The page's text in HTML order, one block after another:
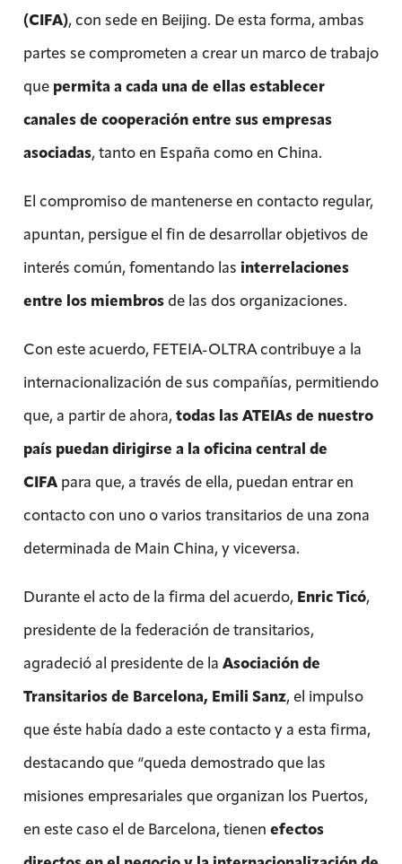
(CIFA), con sede en Beijing. De esta forma, ambas
partes se comprometen a crear un marco de trabajo
que permita a cada una de ellas establecer
canales de cooperación entre sus empresas
asociadas, tanto en España como en China.
El compromiso de mantenerse en contacto regular,
apuntan, persigue el fin de desarrollar objetivos de
interés común, fomentando las interrelaciones
entre los miembrosde las dos organizaciones.
Con este acuerdo, FETEIA-OLTRA contribuye a la
internacionalización de sus compañías, permitiendo
que, a partir de ahora, todas las ATEIAs de nuestro
país puedan dirigirse a la oficina central de
CIFApara que, a través de ella, puedan entrar en
contacto con uno o varios transitarios de una zona
determinada de Main China, y viceversa.
Durante el acto de la firma del acuerdo, Enric Ticó,
presidente de la federación de transitarios,
agradeció al presidente de la Asociación de
Transitarios de Barcelona, Emili Sanz, el impulso
que éste había dado a este contacto y a esta firma,
destacando que “queda demostrado que las
misiones empresariales que organizan los Puertos,
en este caso el de Barcelona, tienen efectos